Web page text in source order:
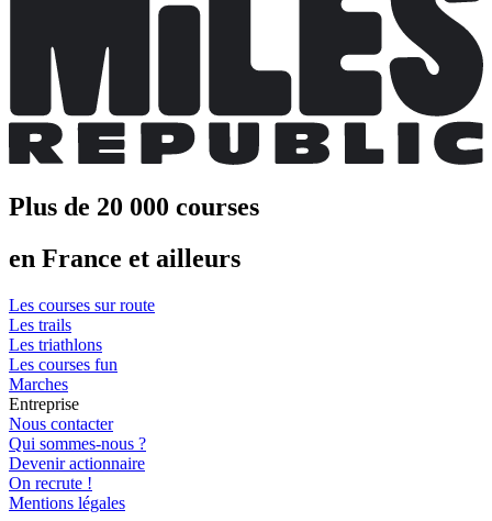
Plus de 20 000 courses
en France et ailleurs
Les courses sur route
Les trails
Les triathlons
Les courses fun
Marches
Entreprise
Nous contacter
Qui sommes-nous ?
Devenir actionnaire
On recrute !
Mentions légales